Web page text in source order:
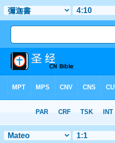
> 聖經金句 10